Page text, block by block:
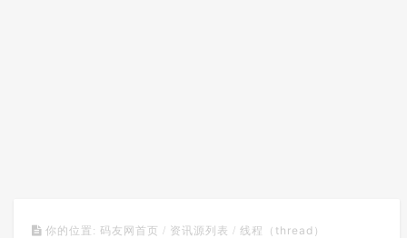
你的位置: 码友网首页 / 资讯源列表 / 线程（thread）